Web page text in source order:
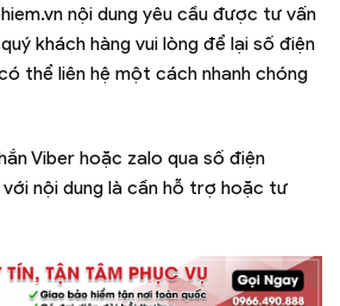
nội dung yêu cầu được tư vấn
khách hàng vui lòng để lại số điện
thể liên hệ một cách nhanh chóng
Viber hoặc zalo qua số điện
với nội dung là cần hỗ trợ hoặc tư